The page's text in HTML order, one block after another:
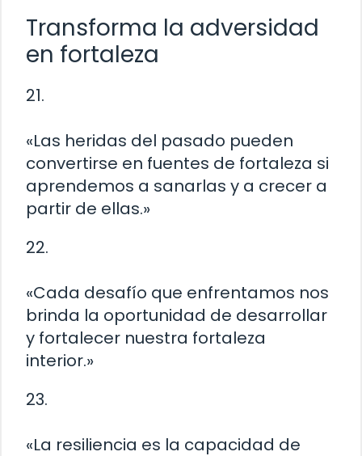
Transforma la adversidad
en fortaleza
21.
«Las heridas del pasado pueden
convertirse en fuentes de fortaleza si
aprendemos a sanarlas y a crecer a
partir de ellas.»
22.
«Cada desafío que enfrentamos nos
brinda la oportunidad de desarrollar
y fortalecer nuestra fortaleza
interior.»
23.
«La resiliencia es la capacidad de